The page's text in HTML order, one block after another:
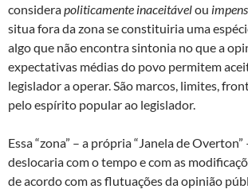
considerapoliticamente inaceitávelou
situa fora da zona se constituiria uma
algo que não encontra sintonia no que a
expectativas médias do povo permitem
legislador a operar. São marcos, limites,
pelo espírito popular ao legislador.
Essa “zona” – a própria “Janela de Overton”
deslocaria com o tempo e com as
de acordo com as flutuações da opinião